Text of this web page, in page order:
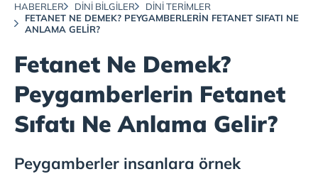
HABERLER DINI BILGILER
DINI TERIMLER
⁠FETANET NE DEMEK? PEYGAMBERLERIN FETANET SIFATI NE
ANLAMA GELIR?
⁠Fetanet Ne Demek?
Peygamberlerin Fetanet
Sıfatı Ne Anlama Gelir?
Peygamberler insanlara örnek